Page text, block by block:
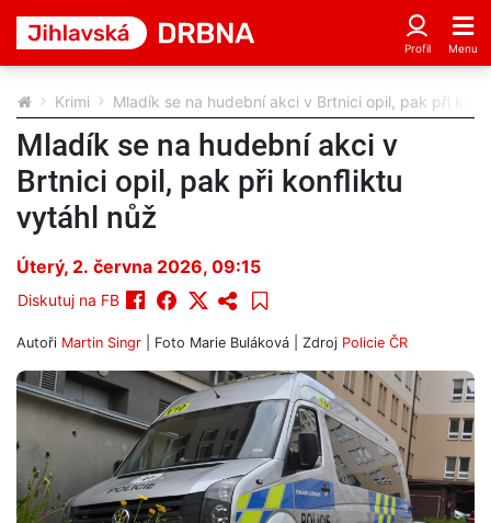
Krimi Mladík se na hudební akci v Brtnici opil, pak při
Mladík se na hudební akci v
Brtnici opil, pak při konfliktu
vytáhl nůž
Úterý, 2. června 2026, 09:15
Diskutuj na FB
Autoři Martin Singr | Foto Marie Buláková | Zdroj Policie ČR